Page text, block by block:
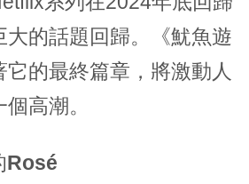
大的話題回歸。《魷魚遊
的最終篇章，將激動人
高潮。
Rosé